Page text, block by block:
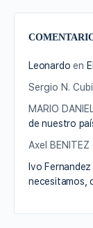
Leonardo en
Sergio N.
MARIO
de nuestro
Axel BENITEZ
Ivo Fernandez
necesitamos,